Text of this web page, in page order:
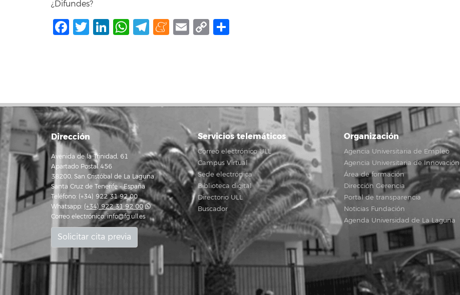
¿Difundes?
Facebook
Twitter
LinkedIn
WhatsApp
Telegram
Meneame
Email
Copy
Dirección
Avenida de la Trinidad, 61
Apartado Postal 456
38200, San Cristóbal de La Laguna
Santa Cruz de Tenerife - España
Teléfono: (+34) 922 31 92 00
Whatsapp: (+34) 922 31 92 00
Correo electrónico:info@fg.ull.es
Solicitar cita previa
Servicios telemáticos
Correo electrónico ULL
Campus Virtual
Sede electrónica
Biblioteca digital
Directorio ULL
Buscador
Organización
Agencia Universitaria de Empleo
Agencia Universitaria de Innovación
Área de formación
Dirección Gerencia
Portal de transparencia
Noticias Fundación
Agenda Universidad de La Laguna